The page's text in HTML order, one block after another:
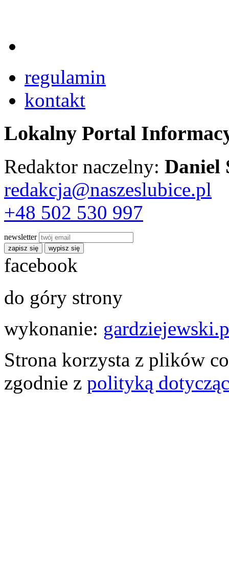
regulamin
kontakt
Lokalny Portal
Redaktor naczelny: Daniel
redakcja@naszeslubice.pl
+48 502 530 997
newsletter
zapisz się wypisz się
facebook
do góry strony
wykonanie:
Strona korzysta z plików
zgodnie z polityką